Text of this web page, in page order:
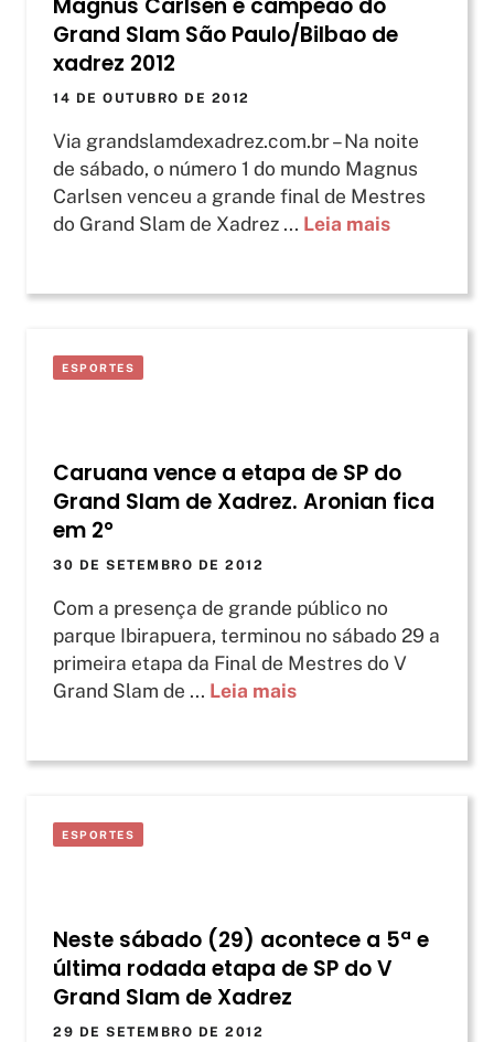
Magnus Carlsen é campeão do
Grand Slam São Paulo/Bilbao de
xadrez 2012
14 DE OUTUBRO DE 2012
Via grandslamdexadrez.com.br – Na noite
de sábado, o número 1 do mundo Magnus
Carlsen venceu a grande final de Mestres
do Grand Slam de Xadrez ... Leia mais
ESPORTES
Caruana vence a etapa de SP do
Grand Slam de Xadrez. Aronian fica
em 2°
30 DE SETEMBRO DE 2012
Com a presença de grande público no
parque Ibirapuera, terminou no sábado 29 a
primeira etapa da Final de Mestres do V
Grand Slam de ... Leia mais
ESPORTES
Neste sábado (29) acontece a 5ª e
última rodada etapa de SP do V
Grand Slam de Xadrez
29 DE SETEMBRO DE 2012